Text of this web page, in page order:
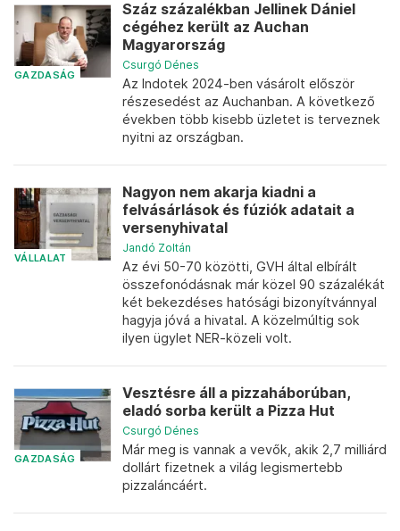
GAZDASÁG
Száz százalékban Jellinek Dániel
cégéhez került az Auchan
Magyarország
Csurgó Dénes
Az Indotek 2024-ben vásárolt először
részesedést az Auchanban. A következő
években több kisebb üzletet is terveznek
nyitni az országban.
VÁLLALAT
Nagyon nem akarja kiadni a
felvásárlások és fúziók adatait a
versenyhivatal
Jandó Zoltán
Az évi 50-70 közötti, GVH által elbírált
összefonódásnak már közel 90 százalékát
két bekezdéses hatósági bizonyítvánnyal
hagyja jóvá a hivatal. A közelmúltig sok
ilyen ügylet NER-közeli volt.
GAZDASÁG
Vesztésre áll a pizzaháborúban,
eladó sorba került a Pizza Hut
Csurgó Dénes
Már meg is vannak a vevők, akik 2,7 milliárd
dollárt fizetnek a világ legismertebb
pizzaláncáért.